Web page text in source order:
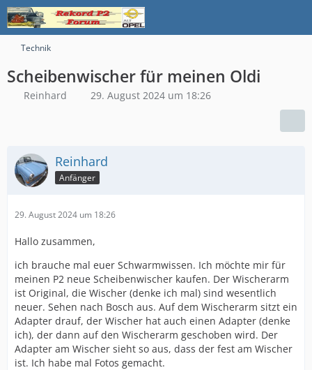
Technik
Scheibenwischer für meinen Oldi
Reinhard 29. August 2024 um 18:26
Reinhard
Anfänger
29. August 2024 um 18:26
Hallo zusammen,
ich brauche mal euer Schwarmwissen. Ich möchte mir für
meinen P2 neue Scheibenwischer kaufen. Der Wischerarm
ist Original, die Wischer (denke ich mal) sind wesentlich
neuer. Sehen nach Bosch aus. Auf dem Wischerarm sitzt ein
Adapter drauf, der Wischer hat auch einen Adapter (denke
ich), der dann auf den Wischerarm geschoben wird. Der
Adapter am Wischer sieht so aus, dass der fest am Wischer
ist. Ich habe mal Fotos gemacht.